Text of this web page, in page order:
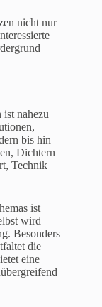
nicht nur
nahezu
bis hin
Dichtern
Technik
ist
wird
Besonders
die
eine